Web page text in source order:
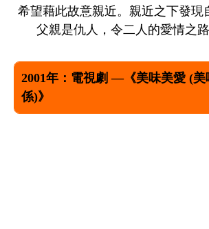
希望藉此故意親近。親近之下發現
父親是仇人，令二人的愛情之路
2001年：電視劇 —《美味美愛 (美
係)》